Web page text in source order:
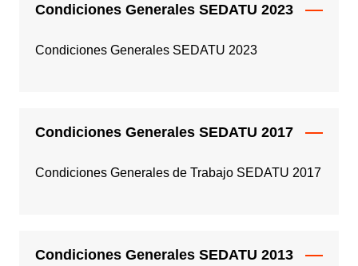
Condiciones Generales SEDATU 2023
Condiciones Generales SEDATU 2023
Condiciones Generales SEDATU 2017
Condiciones Generales de Trabajo SEDATU 2017
Condiciones Generales SEDATU 2013